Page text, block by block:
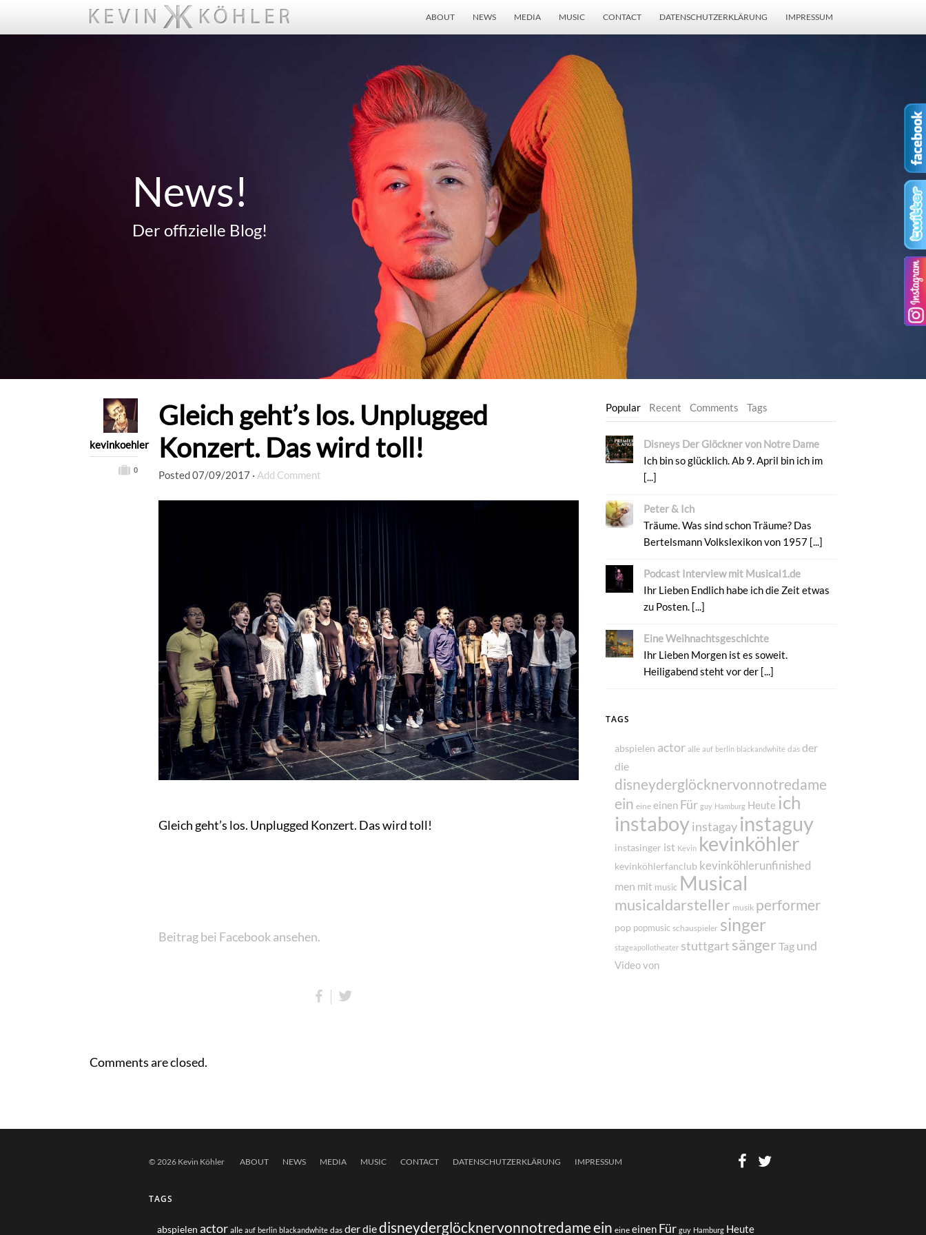
ABOUT NEWS MEDIA MUSIC CONTACT DATENSCHUTZERKLÄRUNG IMPRESSUM
News!
Der offizielle Blog!
kevinkoehler
0
Gleich geht’s los. Unplugged
Konzert. Das wird toll!
Posted07/09/2017 · Add Comment
Gleich geht’s los. Unplugged Konzert. Das wird toll!
Beitrag bei Facebook ansehen.
Comments are closed.
Popular Recent Comments Tags
Disneys Der Glöckner von Notre Dame
Ich bin so glücklich. Ab 9. April bin ich im
[...]
Peter & Ich
Träume. Was sind schon Träume? Das
Bertelsmann Volkslexikon von 1957 [...]
Podcast Interview mit Musical1.de
Ihr Lieben Endlich habe ich die Zeit etwas
zu Posten. [...]
Eine Weihnachtsgeschichte
Ihr Lieben Morgen ist es soweit.
Heiligabend steht vor der [...]
TAGS
abspielen actor alle auf berlin blackandwhite das der
die
disneyderglöcknervonnotredame
ein eine einen Für guy Hamburg Heute ich
instaboy instagay instaguy
instasinger ist Kevin kevinköhler
kevinköhlerfanclub kevinköhlerunfinished
men mit music Musical
musicaldarsteller musik performer
pop popmusic schauspieler singer
stageapollotheater stuttgart sänger Tag und
Video von
© 2026 Kevin Köhler ABOUT NEWS MEDIA MUSIC CONTACT DATENSCHUTZERKLÄRUNG IMPRESSUM
TAGS
abspielen actor alle auf berlin blackandwhite das derdiedisneyderglöcknervonnotredameein eine einen Für guy Hamburg Heute